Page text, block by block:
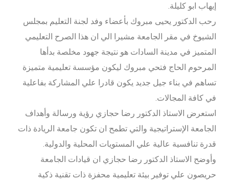
إيهاب ابو كليلة.
رحب الدكتور يحيى مبروك بأعضاء وفد لجنة التعليم بمجلس
الشيوخ في مقر الجامعة مشيرا الي ان هذا الصرح التعليمي
المتميز في مدينة السادات هو نتيجة جهود مخلصة بدأها
المرحوم الحاج فتحي مبروك ليكون مؤسسة تعليمية متميزة
تساهم في بناء جيل جديد يكون قادرا علي المشاركة بفاعلية
في كافة المجالات.
استعرض الاستاذ الدكتور رضا حجازي رؤية ورسالة وأهداف
الجامعة الإستراتيجية والتي تطمح ان تكون جامعة الريادة ذات
قدرة تنافسية عالية علي المستويات المحلية والدولية.
وأوضح الاستاذ الدكتور رضا حجازي ان قيادات الجامعة
حريصون علي توفير بيئة تعليمية محفزة ذات تقنية ذكية